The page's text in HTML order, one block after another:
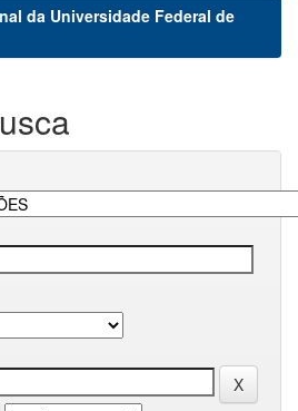
da Universidade Federal de